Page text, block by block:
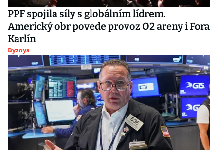
PPF spojila síly s globálním lídrem.
Americký obr povede provoz O2 areny i Fora
Karlín
Byznys